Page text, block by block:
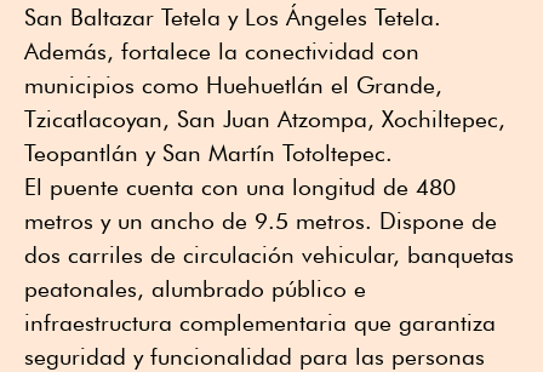
San Baltazar Tetela y Los Ángeles Tetela.
Además, fortalece la conectividad con
municipios como Huehuetlán el Grande,
Tzicatlacoyan, San Juan Atzompa, Xochiltepec,
Teopantlán y San Martín Totoltepec.
El puente cuenta con una longitud de 480
metros y un ancho de 9.5 metros. Dispone de
dos carriles de circulación vehicular, banquetas
peatonales, alumbrado público e
infraestructura complementaria que garantiza
seguridad y funcionalidad para las personas